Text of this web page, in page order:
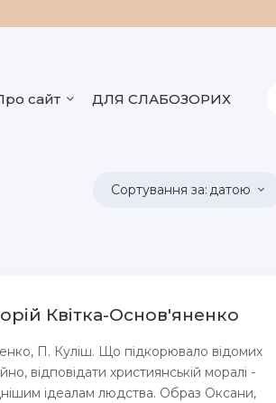
сайт ДЛЯ СЛАБОЗОРИХ
датою
Квітка-Основ'яненко
П. Куліш. Що підкорювало відомих
відповідати християнській моралі -
ідеалам людства. Образ Оксани,